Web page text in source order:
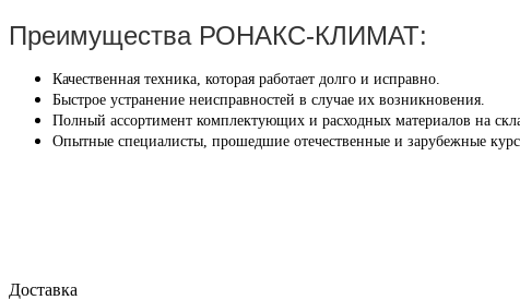
Преимущества РОНАКС-КЛИМАТ:
Качественная техника, которая работает долго и исправно.
Быстрое устранение неисправностей в случае их возникновения.
Полный ассортимент комплектующих и расходных материалов на
Опытные специалисты, прошедшие отечественные и зарубежные
Доставка